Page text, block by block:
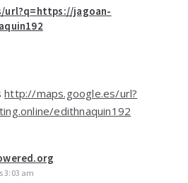
url?q=https://jagoan-
http://maps.google.es/url?
edithnaquin192
3:03 am